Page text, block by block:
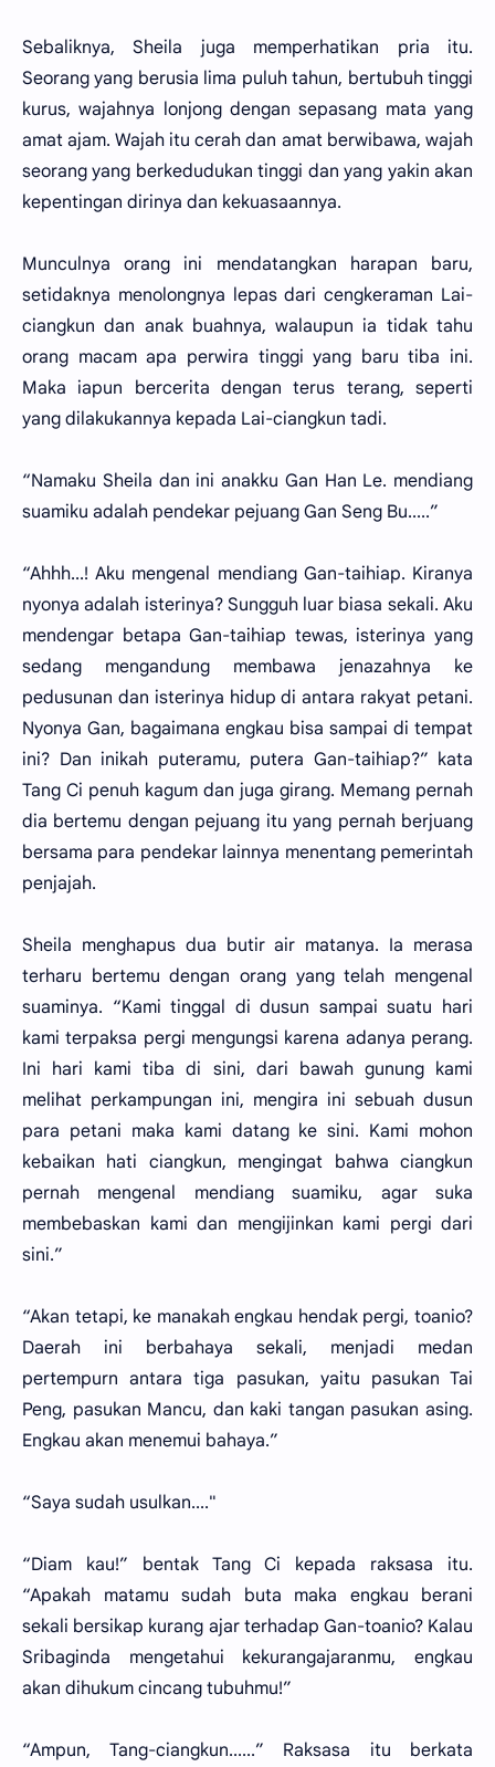
Sebaliknya, Sheila juga memperhatikan pria itu.
Seorang yang berusia lima puluh tahun, bertubuh tinggi
kurus, wajahnya lonjong dengan sepasang mata yang
amat ajam. Wajah itu cerah dan amat berwibawa, wajah
seorang yang berkedudukan tinggi dan yang yakin akan
kepentingan dirinya dan kekuasaannya.
Munculnya orang ini mendatangkan harapan baru,
setidaknya menolongnya lepas dari cengkeraman Lai-
ciangkun dan anak buahnya, walaupun ia tidak tahu
orang macam apa perwira tinggi yang baru tiba ini.
Maka iapun bercerita dengan terus terang, seperti
yang dilakukannya kepada Lai-ciangkun tadi.
“Namaku Sheila dan ini anakku Gan Han Le. mendiang
suamiku adalah pendekar pejuang Gan Seng Bu.....”
“Ahhh...! Aku mengenal mendiang Gan-taihiap. Kiranya
nyonya adalah isterinya? Sungguh luar biasa sekali. Aku
mendengar betapa Gan-taihiap tewas, isterinya yang
sedang mengandung membawa jenazahnya ke
pedusunan dan isterinya hidup di antara rakyat petani.
Nyonya Gan, bagaimana engkau bisa sampai di tempat
ini? Dan inikah puteramu, putera Gan-taihiap?” kata
Tang Ci penuh kagum dan juga girang. Memang pernah
dia bertemu dengan pejuang itu yang pernah berjuang
bersama para pendekar lainnya menentang pemerintah
penjajah.
Sheila menghapus dua butir air matanya. Ia merasa
terharu bertemu dengan orang yang telah mengenal
suaminya. “Kami tinggal di dusun sampai suatu hari
kami terpaksa pergi mengungsi karena adanya perang.
Ini hari kami tiba di sini, dari bawah gunung kami
melihat perkampungan ini, mengira ini sebuah dusun
para petani maka kami datang ke sini. Kami mohon
kebaikan hati ciangkun, mengingat bahwa ciangkun
pernah mengenal mendiang suamiku, agar suka
membebaskan kami dan mengijinkan kami pergi dari
sini.”
“Akan tetapi, ke manakah engkau hendak pergi, toanio?
Daerah ini berbahaya sekali, menjadi medan
pertempurn antara tiga pasukan, yaitu pasukan Tai
Peng, pasukan Mancu, dan kaki tangan pasukan asing.
Engkau akan menemui bahaya.”
“Saya sudah usulkan...."
“Diam kau!” bentak Tang Ci kepada raksasa itu.
“Apakah matamu sudah buta maka engkau berani
sekali bersikap kurang ajar terhadap Gan-toanio? Kalau
Sribaginda mengetahui kekurangajaranmu, engkau
akan dihukum cincang tubuhmu!”
“Ampun, Tang-ciangkun......” Raksasa itu berkata